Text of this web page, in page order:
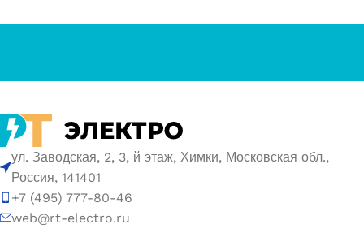
ул. Заводская, 2, 3, й этаж, Химки, Московская обл.,
Россия, 141401
+7 (495) 777-80-46
web@rt-electro.ru